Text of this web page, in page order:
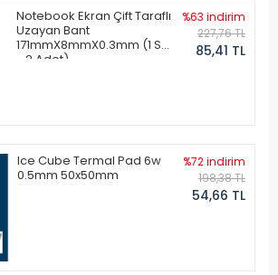
Notebook Ekran Çift Taraflı
Uzayan Bant
171mmX8mmX0.3mm (1 Set
- 2 Adet)
%63 indirim
227,76 TL
85,41 TL
Ice Cube Termal Pad 6w
0.5mm 50x50mm
%72 indirim
198,38 TL
54,66 TL